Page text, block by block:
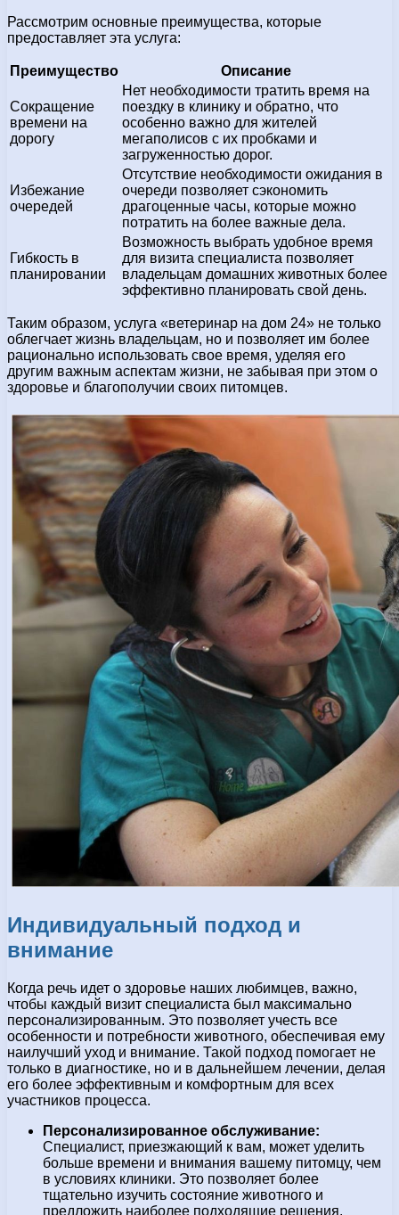
Рассмотрим основные преимущества, которые
предоставляет эта услуга:
Преимущество Описание
Сокращение
времени на
дорогу
Нет необходимости тратить время на
поездку в клинику и обратно, что
особенно важно для жителей
мегаполисов с их пробками и
загруженностью дорог.
Избежание
очередей
Отсутствие необходимости ожидания в
очереди позволяет сэкономить
драгоценные часы, которые можно
потратить на более важные дела.
Гибкость в
планировании
Возможность выбрать удобное время
для визита специалиста позволяет
владельцам домашних животных более
эффективно планировать свой день.
Таким образом, услуга «ветеринар на дом 24» не только
облегчает жизнь владельцам, но и позволяет им более
рационально использовать свое время, уделяя его
другим важным аспектам жизни, не забывая при этом о
здоровье и благополучии своих питомцев.
Индивидуальный подход и
внимание
Когда речь идет о здоровье наших любимцев, важно,
чтобы каждый визит специалиста был максимально
персонализированным. Это позволяет учесть все
особенности и потребности животного, обеспечивая ему
наилучший уход и внимание. Такой подход помогает не
только в диагностике, но и в дальнейшем лечении, делая
его более эффективным и комфортным для всех
участников процесса.
Персонализированное обслуживание:
Специалист, приезжающий к вам, может уделить
больше времени и внимания вашему питомцу, чем
в условиях клиники. Это позволяет более
тщательно изучить состояние животного и
предложить наиболее подходящие решения.